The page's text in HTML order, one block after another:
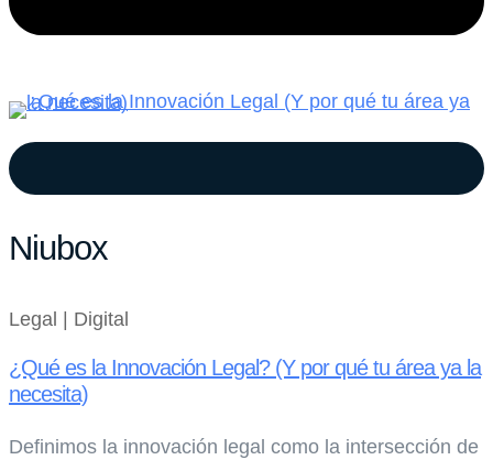
Niubox
Legal | Digital
¿Qué es la Innovación Legal? (Y por qué tu área ya la
necesita)
Definimos la innovación legal como la intersección de